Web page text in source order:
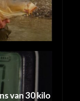
van 30 kilo